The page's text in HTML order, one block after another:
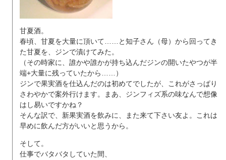
甘夏酒。
春頃、甘夏を大量に頂いて……と知子さん（母）から回ってき
た甘夏を、ジンで漬けてみた。
（その時家に、誰かや誰かが持ち込んだジンの開いたやつが半
端+大量に残っていたから……）
ジンで果実酒を仕込んだのは初めてでしたが、これがさっぱり
さわやかで案外行けます。まあ、ジンフィズ系の味なんで想像
はし易いですかね？
そんな訳で、新果実酒を飲みに、また来て下さい友よ。これは
早めに飲んだ方がいいと思うから。
そして。
仕事でバタバタしていた間、